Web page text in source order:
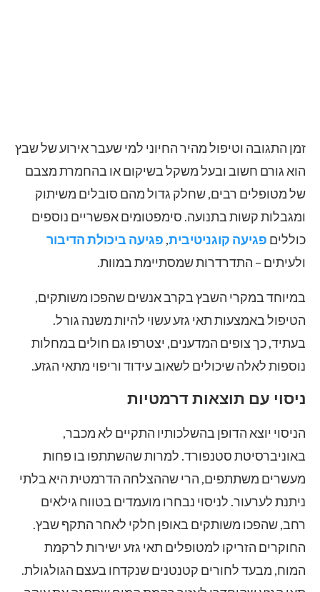
זמן התגובה וטיפול מהיר החיוני למי שעבר אירוע של שבץ
הוא גורם חשוב ובעל משקל בשיקום או בהחמרת מצבם
של מטופלים רבים, שחלק גדול מהם סובלים משיתוק
ומגבלות קשות בתנועה. סימפטומים אפשריים נוספים
כוללים פגיעה קוגניטיבית, פגיעה ביכולת הדיבור
ולעיתים – התדרדרות שמסתיימת במוות.
במיוחד במקרי השבץ בקרב אנשים שהפכו משותקים,
הטיפול באמצעות תאי גזע עשוי להיות משנה גורל.
בעתיד, כך צופים המדענים, יצטרפו גם חולים במחלות
נוספות לאלה שיכולים לשאוב עידוד וריפוי מתאי הגזע.
ניסוי עם תוצאות דרמטיות
הניסוי יוצא הדופן בהשלכותיו התקיים לא מכבר,
באוניברסיטת סטנפורד. למרות שהשתתפו בו פחות
מעשרים משתתפים, הרי שההצלחה הדרמטית היא בלתי
ניתנת לערעור. לניסוי נבחרו מועמדים בטווח גילאים
רחב, שהפכו משותקים באופן חלקי לאחר התקף שבץ.
החוקרים הזריקו למטופלים תאי גזע ישירות לרקמת
המוח, מבעד לחורים קטנטנים שנקדחו בעצם הגולגולת.